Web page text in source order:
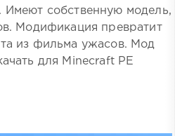
Имеют собственную модель,
Модификация превратит
из фильма ужасов. Мод
для Minecraft PE